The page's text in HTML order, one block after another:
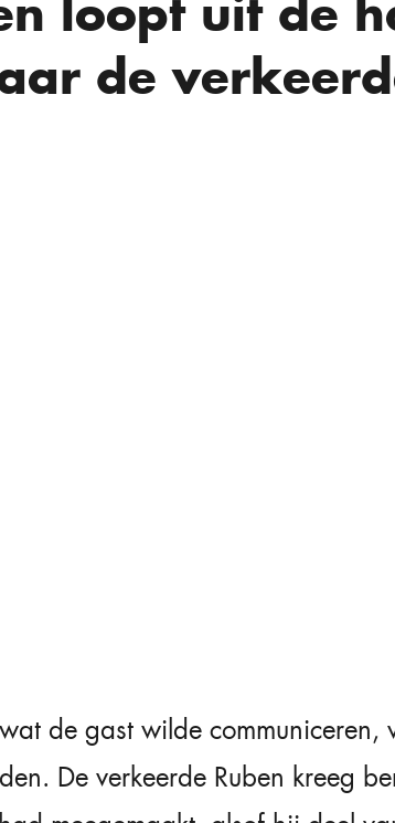
loopt uit de
de
de gast wilde communiceren,
De verkeerde Ruben kreeg